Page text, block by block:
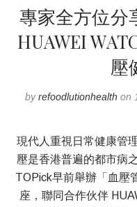
專家全方位分
HUAWEI
壓
byrefoodlutionhealth on
現代人重視日常健康管
壓是香港普遍的都市病
TOPick早前舉辦「血壓
座，聯同合作伙伴